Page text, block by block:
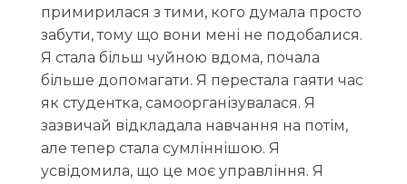
примирилася з тими, кого думала просто
забути, тому що вони мені не подобалися.
Я стала більш чуйною вдома, почала
більше допомагати. Я перестала гаяти час
як студентка, самоорганізувалася. Я
зазвичай відкладала навчання на потім,
але тепер стала сумліннішою. Я
усвідомила, що це моє управління. Я